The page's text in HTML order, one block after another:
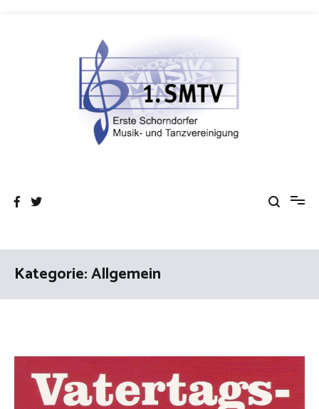
Kategorie:Allgemein